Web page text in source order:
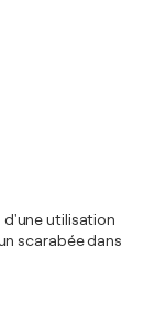
d'une utilisation
scarabée dans